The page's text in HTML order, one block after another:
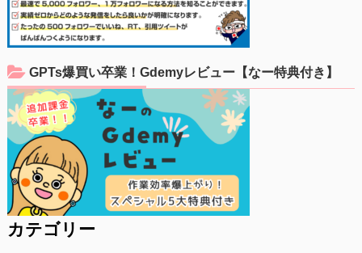
GPTs爆買い卒業！Gdemyレビュー【なー特典付き】
カテゴリー